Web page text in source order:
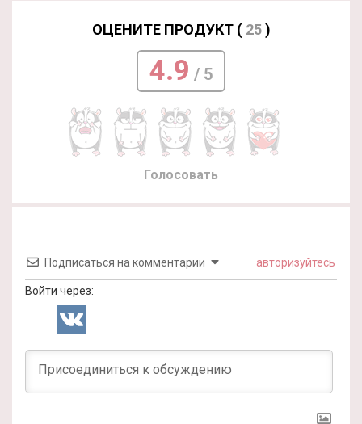
ОЦЕНИТЕ ПРОДУКТ ( 25)
4.9 / 5
Голосовать
Подписаться на комментарии авторизуйтесь
Войти через: